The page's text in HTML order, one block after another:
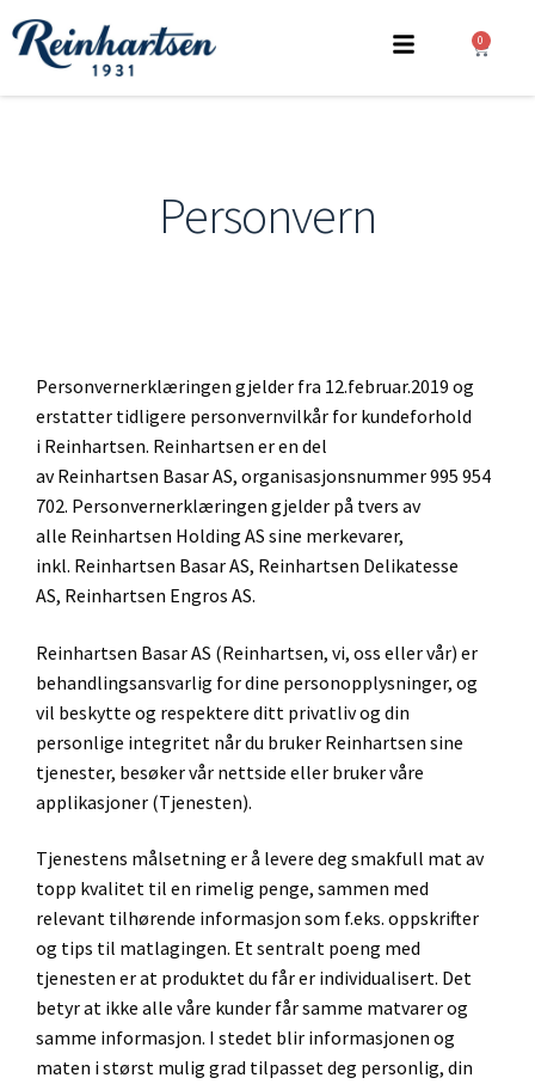
0
Personvern
Personvernerklæringen gjelder fra 12.februar.2019 og
erstatter tidligere personvernvilkår for kundeforhold
i Reinhartsen. Reinhartsen er en del
av Reinhartsen Basar AS, organisasjonsnummer 995 954
702. Personvernerklæringen gjelder på tvers av
alle Reinhartsen Holding AS sine merkevarer,
inkl. Reinhartsen Basar AS, Reinhartsen Delikatesse
AS, Reinhartsen Engros AS.
Reinhartsen Basar AS (Reinhartsen, vi, oss eller vår) er
behandlingsansvarlig for dine personopplysninger, og
vil beskytte og respektere ditt privatliv og din
personlige integritet når du bruker Reinhartsen sine
tjenester, besøker vår nettside eller bruker våre
applikasjoner (Tjenesten).
Tjenestens målsetning er å levere deg smakfull mat av
topp kvalitet til en rimelig penge, sammen med
relevant tilhørende informasjon som f.eks. oppskrifter
og tips til matlagingen. Et sentralt poeng med
tjenesten er at produktet du får er individualisert. Det
betyr at ikke alle våre kunder får samme matvarer og
samme informasjon. I stedet blir informasjonen og
maten i størst mulig grad tilpasset deg personlig, din